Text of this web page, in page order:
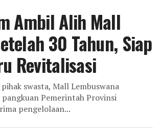
Ambil Alih Mall
30 Tahun, Siap
Revitalisasi
swasta, Mall Lembuswana
Pemerintah Provinsi
pengelolaan...